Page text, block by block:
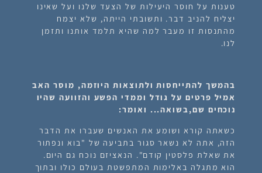
טענות על חוסר היעילות של הצעד שלנו ועל שאינו
יצליח להניב דבר. ותשובתי הייתה, שלא יצמח
מהתנסות זו מעבר למה שהיא תלמד אותנו ותזמן
לנו.
בהמשך להתייחסות ולתוצאות היוזמה, מוסר האב
אמיל פרטים על גודל וממדי הפשע והזוועה שהיו
נוכחים שם,בשואה... ואומר:
כשאתה קורא ושומע את האנשים שעברו את הדבר
הזה, אתה לא נשאר סגור בתביעה של "בוא ונפתור
את שאלת פלסטין קודם". הנאציזם נוכח גם היום.
הוא מתגלה באלימות המתפשטת בעולם כולו ובתוך